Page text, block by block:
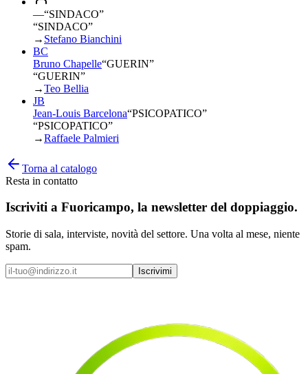
—“SINDACO”
“SINDACO”
→ Stefano Bianchini
BC
Bruno Chapelle“GUERIN”
“GUERIN”
→Teo Bellia
JB
Jean-Louis Barcelona“PSICOPATICO”
“PSICOPATICO”
→Raffaele Palmieri
Torna al catalogo
Resta in contatto
Iscriviti a Fuoricampo, la newsletter del doppiaggio.
Storie di sala, interviste, novità del settore. Una volta al mese, niente
spam.
Iscrivimi